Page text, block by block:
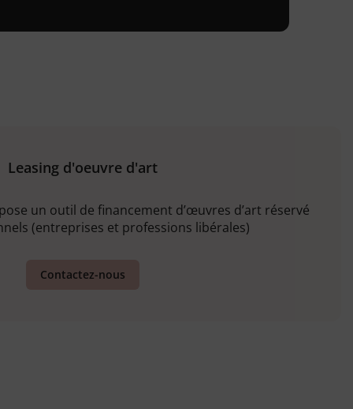
Leasing d'oeuvre d'art
un outil de financement d’œuvres d’art réservé
(entreprises et professions libérales)
Contactez-nous